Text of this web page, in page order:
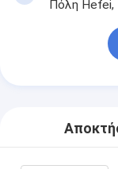
Πόλη Hefei,